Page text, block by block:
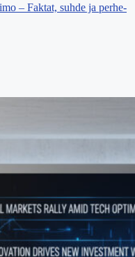
– Faktat, suhde ja perhe-